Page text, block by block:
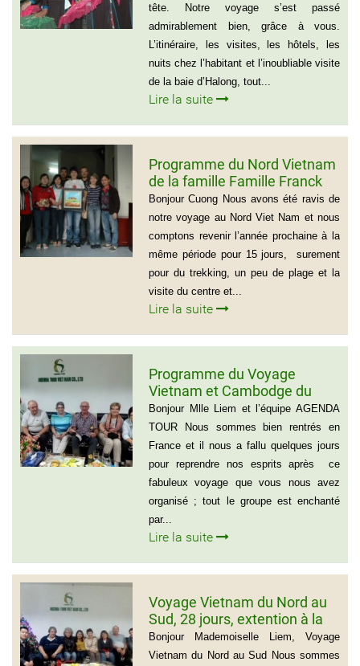
tête. Notre voyage s’est passé
admirablement bien, grâce à vous.
L’itinéraire, les visites, les hôtels, les
nuits chez l’habitant et l’inoubliable visite
de la baie d’Halong, tout...
Lire la suite
Programme du Nord Vietnam
de la famille Famille Franck
Alvarez ( Voyage Vietnam
Nord 10 jours)
Bonjour Cuong Nous avons été ravis de
notre voyage au Nord Viet Nam et nous
comptons revenir l’année prochaine à la
même période pour 15 jours, surement
pour du trekking, un peu de plage et la
visite du centre et...
Lire la suite
Programme du Voyage
Vietnam et Cambodge du
group de Mr LACROIX (6
personnes)
Bonjour Mlle Liem et l’équipe AGENDA
TOUR Nous sommes bien rentrés en
France et il nous a fallu quelques jours
pour reprendre nos esprits après ce
fabuleux voyage que vous nous avez
organisé ; tout le groupe est enchanté
par...
Lire la suite
Voyage Vietnam du Nord au
Sud, 28 jours, extention à la
plage de Muine du groupe de
Mr Thierry Voinier
Bonjour Mademoiselle Liem, Voyage
Vietnam du Nord au Sud Nous sommes